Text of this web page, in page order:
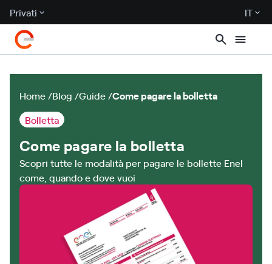
Privati IT
Home Blog Guide Come pagare la bolletta
Bolletta
Come pagare la bolletta
Scopri tutte le modalità per pagare le bollette Enel
come, quando e dove vuoi